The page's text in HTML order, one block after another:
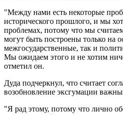
"Между нами есть некоторые
исторического прошлого, и мы
проблемах, потому что мы
могут быть построены только на
межгосударственные, так и
Мы ожидаем этого и не хотим
отметил он.
Дуда подчеркнул, что считает
возобновление эксгумации
"Я рад этому, потому что лично